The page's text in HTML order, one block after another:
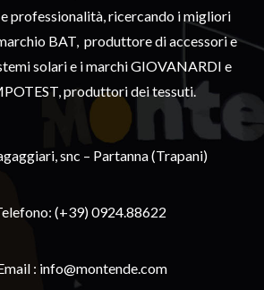
professionalità, ricercando i migliori
BAT, produttore di accessori e
solari e i marchi GIOVANARDI e
produttori dei tessuti.
snc – Partanna (Trapani)
(+39) 0924.88622
: info@montende.com